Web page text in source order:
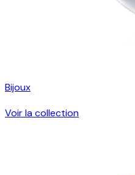
Bijoux
Voir la collection